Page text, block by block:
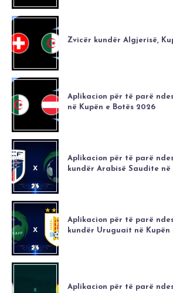
Zvicër kundër Algjerisë,
Aplikacion për të parë
në Kupën e Botës 2026
Aplikacion për të parë
kundër Arabisë Saudite në
Aplikacion për të parë
kundër Uruguait në Kupën
Aplikacion për të parë